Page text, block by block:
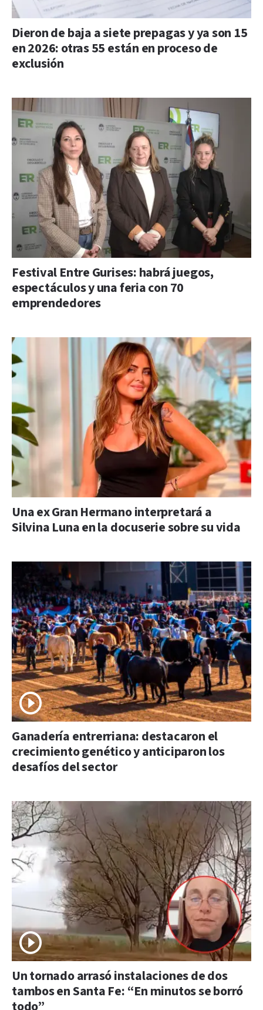
Dieron de baja a siete prepagas y ya son 15
en 2026: otras 55 están en proceso de
exclusión
Festival Entre Gurises: habrá juegos,
espectáculos y una feria con 70
emprendedores
Una ex Gran Hermano interpretará a
Silvina Luna en la docuserie sobre su vida
Ganadería entrerriana: destacaron el
crecimiento genético y anticiparon los
desafíos del sector
Un tornado arrasó instalaciones de dos
tambos en Santa Fe: “En minutos se borró
todo”